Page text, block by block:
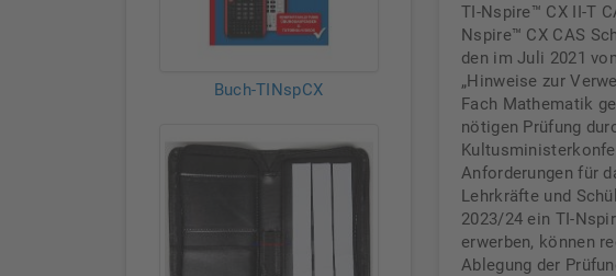
Buch-TINspCX
TI-Nspire™ CX II-T
Nspire™ CX CAS
den im Juli 2021
„Hinweise zur
Fach Mathematik
nötigen Prüfung
Anforderungen für
Lehrkräfte und
2023/24 ein TI-
erwerben, können
Ablegung der